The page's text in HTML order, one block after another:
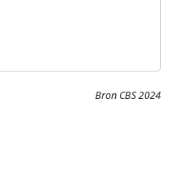
Bron CBS 2024